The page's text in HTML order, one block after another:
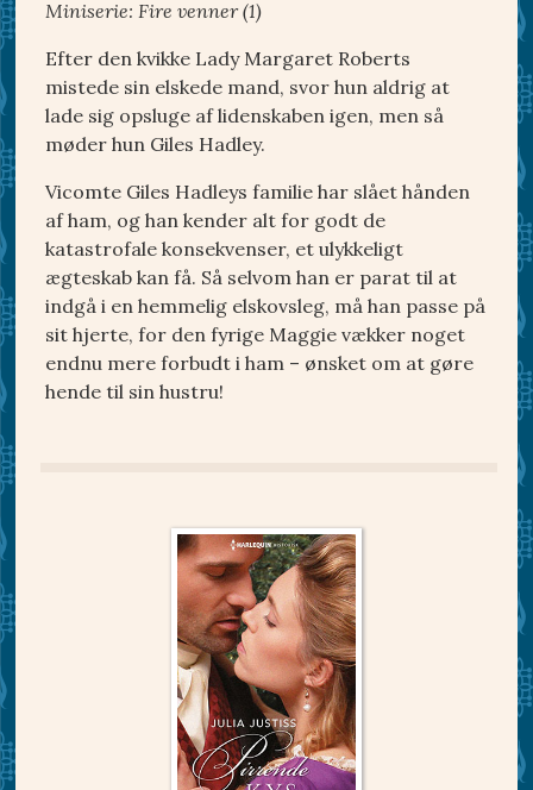
Miniserie: Fire venner (1)
Efter den kvikke Lady Margaret Roberts
mistede sin elskede mand, svor hun aldrig at
lade sig opsluge af lidenskaben igen, men så
møder hun Giles Hadley.
Vicomte Giles Hadleys familie har slået hånden
af ham, og han kender alt for godt de
katastrofale konsekvenser, et ulykkeligt
ægteskab kan få. Så selvom han er parat til at
indgå i en hemmelig elskovsleg, må han passe på
sit hjerte, for den fyrige Maggie vækker noget
endnu mere forbudt i ham – ønsket om at gøre
hende til sin hustru!